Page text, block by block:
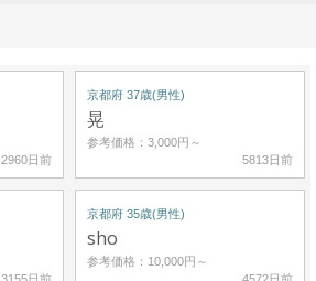
2960日前
京都府 37歳(男性)
晃
参考価格：3,000円～
5813日前
3155日前
京都府 35歳(男性)
sho
参考価格：10,000円～
4572日前